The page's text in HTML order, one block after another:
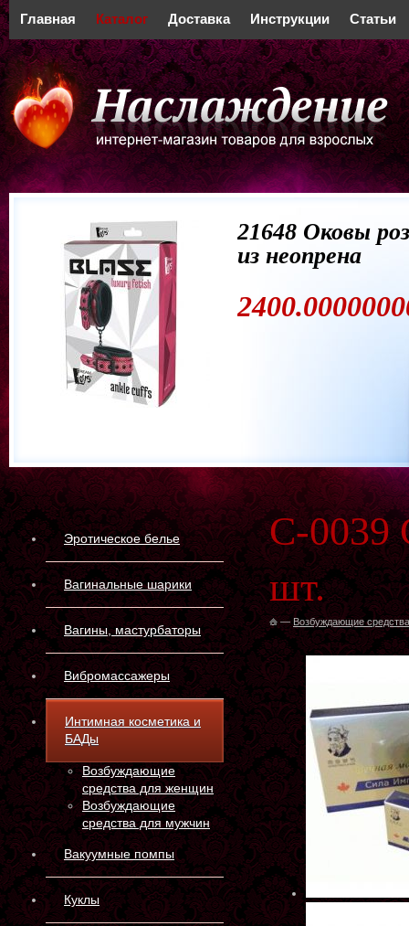
Главная Каталог Доставка Инструкции Статьи
21648 Оковы
из неопрена
Эротическое белье
Вагинальные шарики
Вагины, мастурбаторы
Вибромассажеры
Интимная косметика и
БАДы
Возбуждающие
средства для женщин
Возбуждающие
средства для мужчин
Вакуумные помпы
Куклы
С-0039
шт.
— Возбуждающие